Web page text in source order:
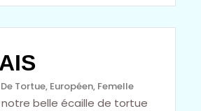
Tortue, Européen, Femelle
notre belle écaille de tortue